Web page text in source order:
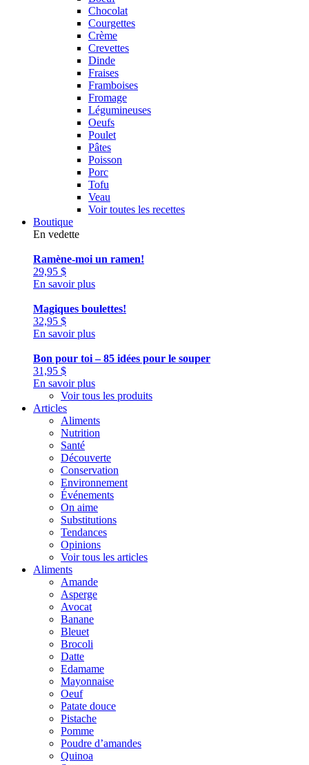
Chocolat
Courgettes
Crème
Crevettes
Dinde
Fraises
Framboises
Fromage
Légumineuses
Oeufs
Poulet
Pâtes
Poisson
Porc
Tofu
Veau
Voir toutes les recettes
Boutique
En vedette
Ramène-moi un ramen!
29,95 $
En savoir plus
Magiques boulettes!
32,95 $
En savoir plus
Bon pour toi – 85 idées pour le souper
31,95 $
En savoir plus
Voir tous les produits
Articles
Aliments
Nutrition
Santé
Découverte
Conservation
Environnement
Événements
On aime
Substitutions
Tendances
Opinions
Voir tous les articles
Aliments
Amande
Asperge
Avocat
Banane
Bleuet
Brocoli
Datte
Edamame
Mayonnaise
Oeuf
Patate douce
Pistache
Pomme
Poudre d’amandes
Quinoa